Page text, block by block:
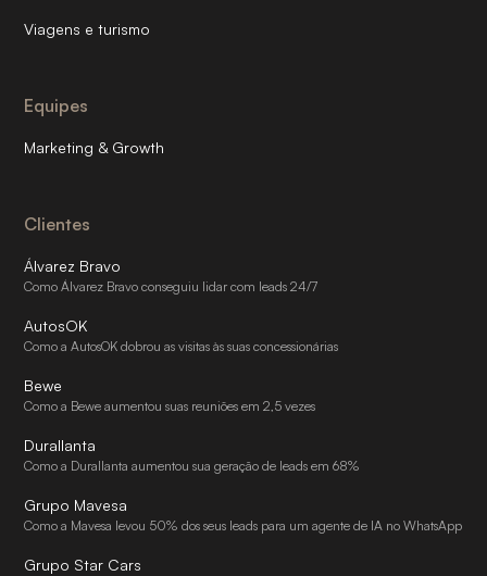
Viagens e turismo
Equipes
Marketing & Growth
Clientes
Álvarez Bravo
Como Álvarez Bravo conseguiu lidar com leads 24/7
AutosOK
Como a AutosOK dobrou as visitas às suas concessionárias
Bewe
Como a Bewe aumentou suas reuniões em 2,5 vezes
Durallanta
Como a Durallanta aumentou sua geração de leads em 68%
Grupo Mavesa
Como a Mavesa levou 50% dos seus leads para um agente de IA no WhatsApp
Grupo Star Cars